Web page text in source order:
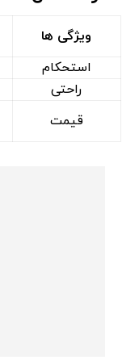
ویژگی ‌ها
استحکام
راحتی
قیمت